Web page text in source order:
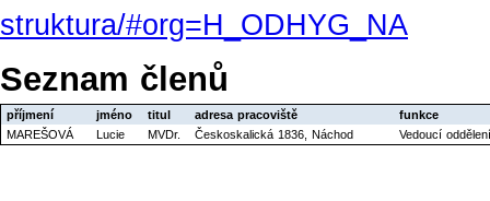
struktura/#org=H_ODHYG_NA
Seznam členů
příjmení jméno titul adresa pracoviště
funkce
MAREŠOVÁ
Lucie MVDr. Českoskalická 1836, Náchod Vedoucí